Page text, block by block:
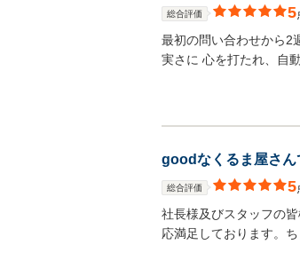
総合評価 5
最初の問い合わせから2
実さに 心を打たれ、自
goodなくるま屋さん
総合評価 5
社長様及びスタッフの
応満足しております。